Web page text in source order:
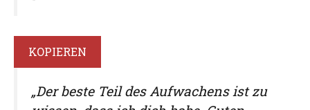
KOPIEREN
„Der beste Teil des Aufwachens ist zu